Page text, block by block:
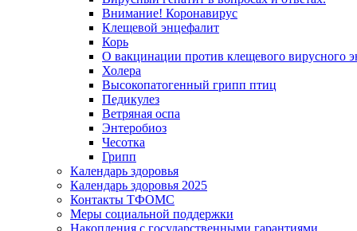
Внимание! Коронавирус
Клещевой энцефалит
Корь
О вакцинации против клещевого вирусного
Холера
Высокопатогенный грипп птиц
Педикулез
Ветряная оспа
Энтеробиоз
Чесотка
Грипп
Календарь здоровья
Календарь здоровья 2025
Контакты ТФОМС
Меры социальной поддержки
Накопления с государственными гарантиями